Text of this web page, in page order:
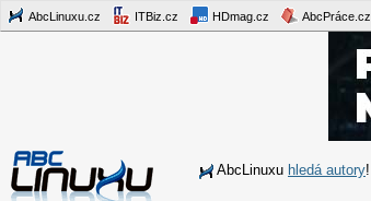
AbcLinuxu.cz ITBiz.cz HDmag.cz AbcPráce.cz
AbcLinuxu hledá autory!